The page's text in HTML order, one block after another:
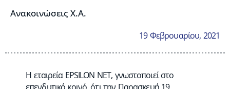
Ανακοινώσεις Χ.Α.
19 Φεβρουαρίου, 2021
Η εταιρεία EPSILON NET, γνωστοποιεί στο
επενδυτικό κοινό, ότι την Παρασκευή 19